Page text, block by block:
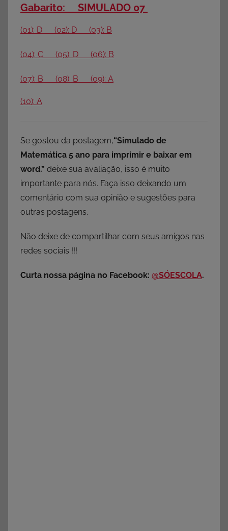
Gabarito: SIMULADO 07
(01): D (02): D (03): B
(04): C (05): D (06): B
(07): B (08): B (09): A
(10): A
Se gostou da postagem,“Simulado de
Matemática 5 ano para imprimir e baixar em
word.” deixe sua avaliação, isso é muito
importante para nós. Faça isso deixando um
comentário com sua opinião e sugestões para
outras postagens.
Não deixe de compartilhar com seus amigos nas
redes sociais !!!
Curta nossa página no Facebook: @SÓESCOLA.